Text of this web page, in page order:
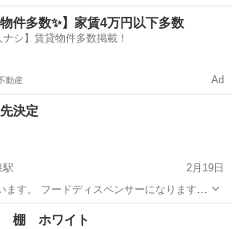
★年間休日125日／稼げる夜勤専属！日払い
駅 その他
物件多数✨】家賃4万円以下多数
ナシ】賃貸物件多数掲載！
動産 Ad
決定
駅
2月19日
ます。 フードディスペンサーになります。
します。綺麗に洗ってあります。 使用感は
。 シリアルを入れて使っていました。 受
泉駅 キッチン家電
棚 ホワイト